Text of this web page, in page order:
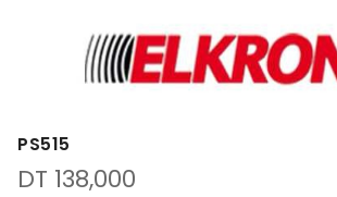
PS515
DT 138,000